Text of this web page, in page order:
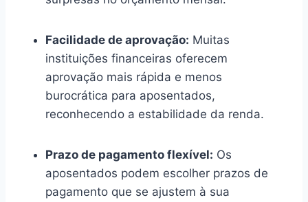
Facilidade de aprovação: Muitas
instituições financeiras oferecem
aprovação mais rápida e menos
burocrática para aposentados,
reconhecendo a estabilidade da renda.
Prazo de pagamento flexível: Os
aposentados podem escolher prazos de
pagamento que se ajustem à sua